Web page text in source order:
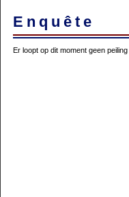
Enquête
Er loopt op dit moment geen peiling